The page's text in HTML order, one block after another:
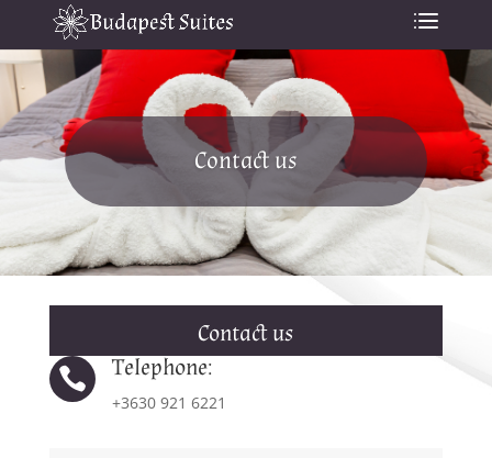
Contact us
Contact us
 Telephone:
+3630 921 6221